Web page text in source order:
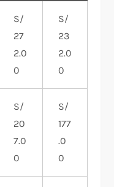
S/
27
2.0
0
S/
23
2.0
0
S/
20
7.0
0
S/
177
.0
0